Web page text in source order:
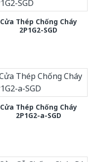
Cửa Thép Chống Cháy
2P1G2-SGD
Cửa Thép Chống Cháy
2P1G2-a-SGD